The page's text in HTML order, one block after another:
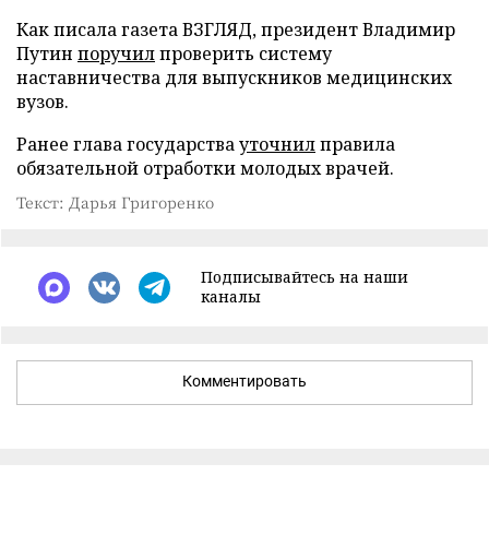
Как писала газета ВЗГЛЯД, президент Владимир
Путин поручилпроверить систему
наставничества для выпускников медицинских
вузов.
Ранее глава государствауточнилправила
обязательной отработки молодых врачей.
Текст: Дарья Григоренко
Подписывайтесь на наши
каналы
Комментировать